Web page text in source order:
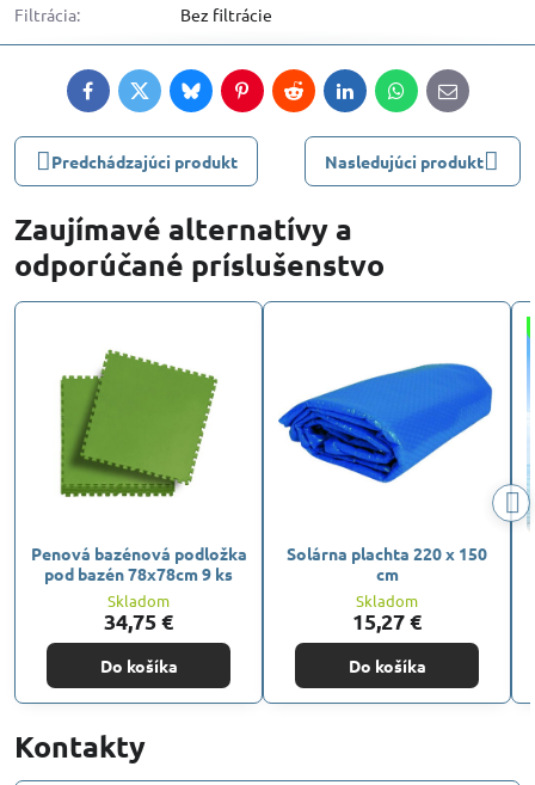
Filtrácia: Bez filtrácie
FacebookTwitterBlueskyPinterestRedditLinkedInWhatsApp
E-
mail
Predchádzajúci produkt Nasledujúci produkt
Zaujímavé alternatívy a
odporúčané príslušenstvo
Penová bazénová podložka
pod bazén 78x78cm 9 ks
Skladom
34,75 €
Do košíka
Solárna plachta 220 x 150
cm
Skladom
15,27 €
Do košíka
Kontakty